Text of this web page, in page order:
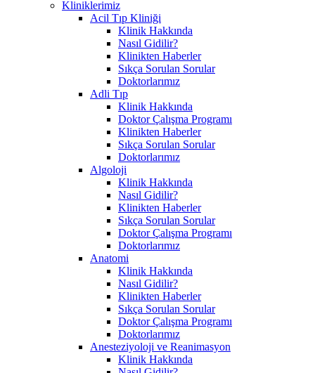
Kliniklerimiz
Acil Tıp Kliniği
Klinik Hakkında
Nasıl Gidilir?
Klinikten Haberler
Sıkça Sorulan Sorular
Doktorlarımız
Adli Tıp
Klinik Hakkında
Doktor Çalışma Programı
Klinikten Haberler
Sıkça Sorulan Sorular
Doktorlarımız
Algoloji
Klinik Hakkında
Nasıl Gidilir?
Klinikten Haberler
Sıkça Sorulan Sorular
Doktor Çalışma Programı
Doktorlarımız
Anatomi
Klinik Hakkında
Nasıl Gidilir?
Klinikten Haberler
Sıkça Sorulan Sorular
Doktor Çalışma Programı
Doktorlarımız
Anesteziyoloji ve Reanimasyon
Klinik Hakkında